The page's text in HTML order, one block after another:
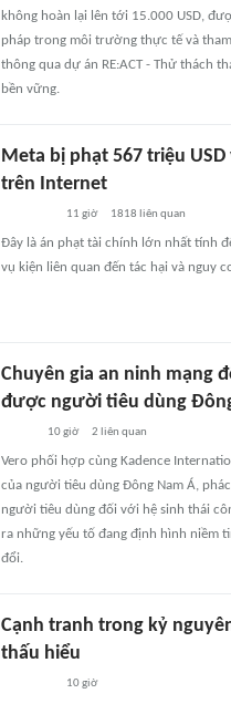
không hoàn lại lên tới 15.000 USD,
pháp trong môi trường thực tế và
thông qua dự án RE:ACT - Thử thách
bền vững.
Meta bị phạt 567 triệu
trên Internet
11 giờ 1818 liên quan
Đây là án phạt tài chính lớn nhất tính
vụ kiện liên quan đến tác hại và nguy
Chuyên gia an ninh mạng
được người tiêu dùng
10 giờ 2 liên quan
Vero phối hợp cùng Kadence
của người tiêu dùng Đông Nam Á,
người tiêu dùng đối với hệ sinh thái
ra những yếu tố đang định hình niềm
đổi.
Cạnh tranh trong kỷ
thấu hiểu
10 giờ